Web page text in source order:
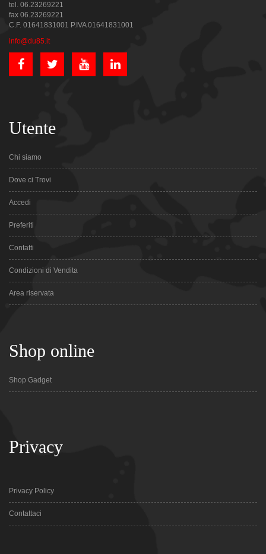
tel. 06.23269221
fax 06.23269221
C.F. 01641831001 P.IVA 01641831001
info@du85.it
Utente
Chi siamo
Dove ci Trovi
Accedi
Preferiti
Contatti
Condizioni di Vendita
Area riservata
Shop online
Shop Gadget
Privacy
Privacy Policy
Contattaci